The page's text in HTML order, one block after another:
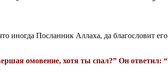
иногда Посланник Аллаха, да благословит
омовение, хотя ты спал?” Он ответил: